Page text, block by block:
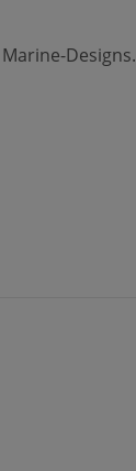
Designs.